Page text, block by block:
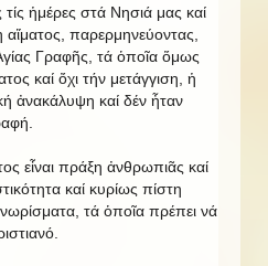
ἡμέρες στά Νησιά μας καί
αἵματος, παρερμηνεύοντας,
Γραφῆς, τά ὁποῖα ὅμως
καί ὄχι τήν μετάγγιση, ἡ
ἀνακάλυψη καί δέν ἦταν
εἶναι πράξη ἀνθρωπιᾶς καί
καί κυρίως πίστη
τά ὁποῖα πρέπει νά